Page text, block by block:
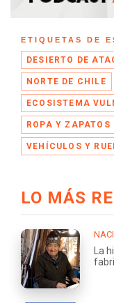
ETIQUETAS DE
DESIERTO DE
NORTE DE CHILE
ECOSISTEMA
ROPA Y ZAPATOS
VEHÍCULOS Y
LO MÁS
La